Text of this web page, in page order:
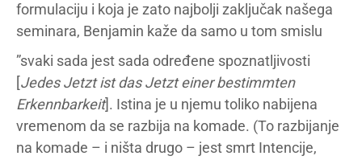
formulaciju i koja je zato najbolji zaključak našega
seminara, Benjamin kaže da samo u tom smislu
”svaki sada jest sada određene spoznatljivosti
[Jedes Jetzt ist das Jetzt einer bestimmten
Erkennbarkeit]. Istina je u njemu toliko nabijena
vremenom da se razbija na komade. (To razbijanje
na komade – i ništa drugo – jest smrt Intencije,